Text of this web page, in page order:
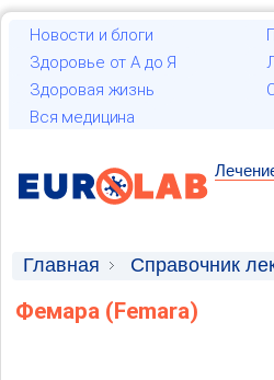
Новости и блоги
Здоровье от А до Я
Здоровая жизнь
Вся медицина
Главная
Справочник
Лекарственные средства
Фемара (Femara)